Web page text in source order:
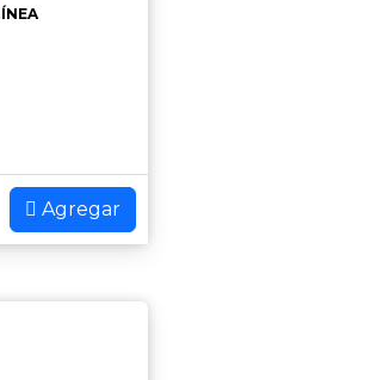
Agregar